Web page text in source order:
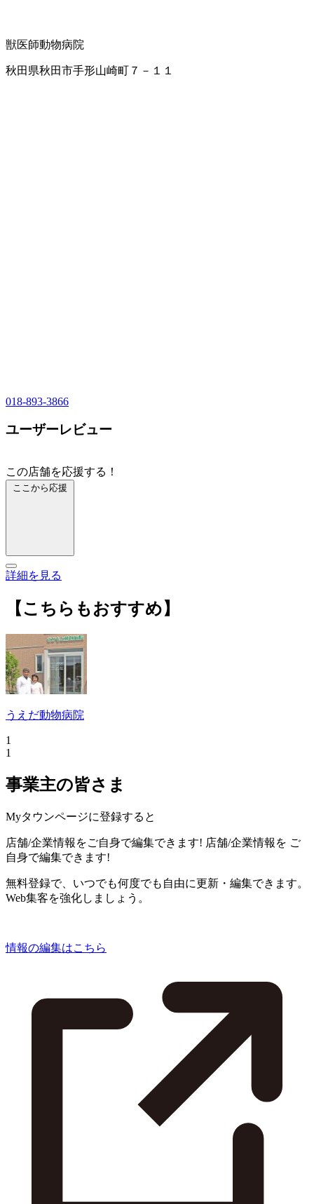
獣医師動物病院
秋田県秋田市手形山崎町７－１１
018-893-3866
ユーザーレビュー
この店舗を応援する！
ここから応援
詳細を見る
【こちらもおすすめ】
うえだ動物病院
1
1
事業主の皆さま
Myタウンページに登録すると
店舗/企業情報をご自身で編集できます! 店舗/企業情報を ご
自身で編集できます!
無料登録で、いつでも何度でも自由に更新・編集できます。
Web集客を強化しましょう。
情報の編集はこちら